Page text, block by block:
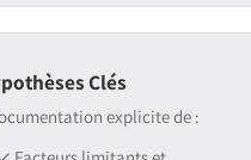
Clés
explicite de :